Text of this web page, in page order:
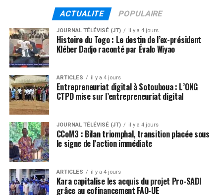
ACTUALITE POPULAIRE
JOURNAL TÉLÉVISÉ (JT) il y a 4 jours
Histoire du Togo : Le destin de l’ex-président
Kléber Dadjo raconté par Évalo Wiyao
ARTICLES il y a 4 jours
Entrepreneuriat digital à Sotouboua : L’ONG
CTPD mise sur l’entrepreneuriat digital
JOURNAL TÉLÉVISÉ (JT) il y a 4 jours
CCoM3 : Bilan triomphal, transition placée sous
le signe de l’action immédiate
ARTICLES il y a 4 jours
Kara capitalise les acquis du projet Pro-SADI
grâce au cofinancement FAO-UE